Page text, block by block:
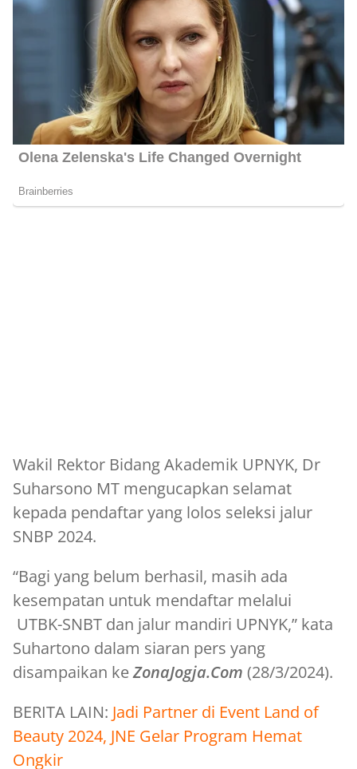
Wakil Rektor Bidang Akademik UPNYK, Dr
Suharsono MT mengucapkan selamat
kepada pendaftar yang lolos seleksi jalur
SNBP 2024.
“Bagi yang belum berhasil, masih ada
kesempatan untuk mendaftar melalui
UTBK-SNBT dan jalur mandiri UPNYK,” kata
Suhartono dalam siaran pers yang
disampaikan keZonaJogja.Com (28/3/2024).
BERITA LAIN: Jadi Partner di Event Land of
Beauty 2024, JNE Gelar Program Hemat
Ongkir